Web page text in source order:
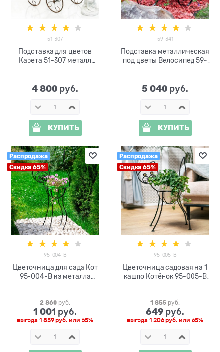
51-307
Подставка для цветов
Карета 51-307 металл
4 800 руб.
КУПИТЬ
59-341
Подставка металлическая
под цветы Велосипед 59-
5 040 руб.
КУПИТЬ
Распродажа
Скидка 65%
95-004-B
Цветочница для сада Кот
95-004-B из металла
2 860 руб.
1 001 руб.
выгода 1 859 руб. или 65%
Распродажа
Скидка 65%
95-005-B
Цветочница садовая на 1
кашпо Котёнок 95-005-B
1 855 руб.
649 руб.
выгода 1 206 руб. или 65%